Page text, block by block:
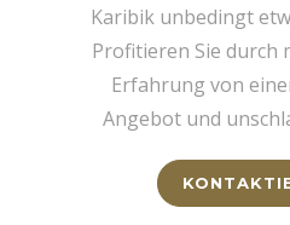
Karibik unbedingt
Profitieren Sie durch
Erfahrung von
Angebot und